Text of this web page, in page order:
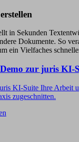
in Sekunden
Dokumente. So
ein Vielfaches
zur juris KI-
KI-Suite Ihre Arbeit
zugeschnitten.